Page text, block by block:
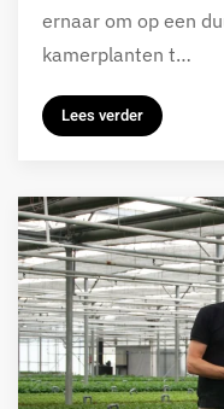
ernaar om op een
kamerplanten t…
Lees verder